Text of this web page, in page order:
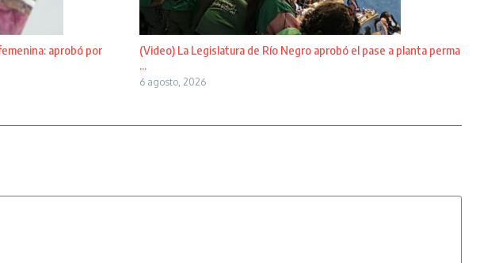
aprobó por
(Video) La Legislatura de Río Negro aprobó el pase a planta perma
...
6 agosto, 2026